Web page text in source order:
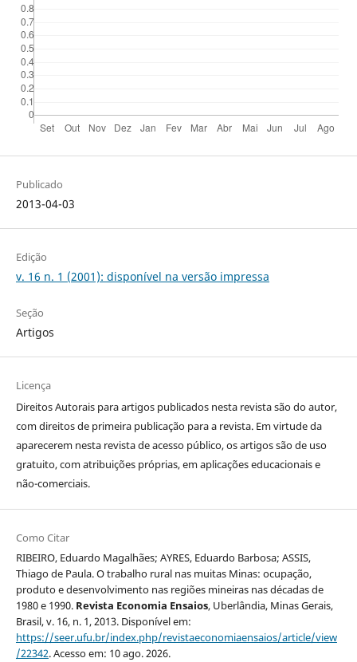
Publicado
2013-04-03
Edição
v. 16 n. 1 (2001): disponível na versão impressa
Seção
Artigos
Licença
Direitos Autorais para artigos publicados nesta revista são do autor,
com direitos de primeira publicação para a revista. Em virtude da
aparecerem nesta revista de acesso público, os artigos são de uso
gratuito, com atribuições próprias, em aplicações educacionais e
não-comerciais.
Como Citar
RIBEIRO, Eduardo Magalhães; AYRES, Eduardo Barbosa; ASSIS,
Thiago de Paula. O trabalho rural nas muitas Minas: ocupação,
produto e desenvolvimento nas regiões mineiras nas décadas de
1980 e 1990. Revista Economia Ensaios, Uberlândia, Minas Gerais,
Brasil, v. 16, n. 1, 2013. Disponível em:
https://seer.ufu.br/index.php/revistaeconomiaensaios/article/view
/22342. Acesso em: 10 ago. 2026.